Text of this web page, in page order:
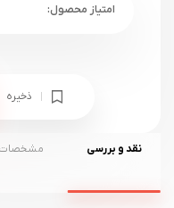
ذخیره
نقد و بررسی مشخصات